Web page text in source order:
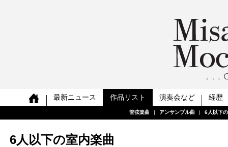
最新ニュース
管弦楽曲 | アンサンブル曲 | 6人以下
作品リスト
管弦楽曲 | アンサンブル曲 | 6人以下
演奏会など
管弦楽曲 | アンサンブル曲 | 6人以下
経歴
管弦楽曲 | アンサンブル曲 | 6人以下
管弦楽曲 | アンサンブル曲 | 6人以下
管弦楽曲 | アンサンブル曲 | 6人以下
管弦楽曲 | アンサンブル曲 | 6人以下
管弦楽曲 | アンサンブル曲 | 6人以下
6人以下の室内楽曲